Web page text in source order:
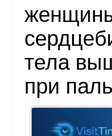
тела
при